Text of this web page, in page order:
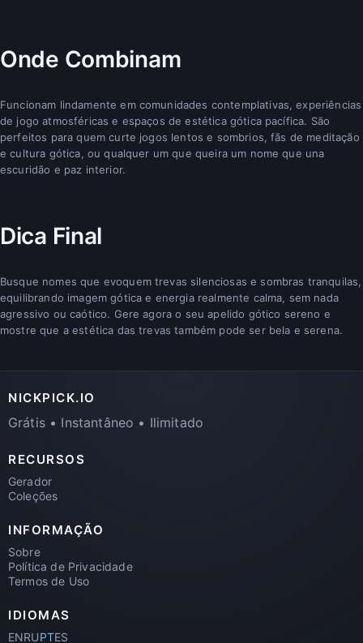
Onde Combinam
Funcionam lindamente em comunidades contemplativas, experiências
de jogo atmosféricas e espaços de estética gótica pacífica. São
perfeitos para quem curte jogos lentos e sombrios, fãs de meditação
e cultura gótica, ou qualquer um que queira um nome que una
escuridão e paz interior.
Dica Final
Busque nomes que evoquem trevas silenciosas e sombras tranquilas,
equilibrando imagem gótica e energia realmente calma, sem nada
agressivo ou caótico. Gere agora o seu apelido gótico sereno e
mostre que a estética das trevas também pode ser bela e serena.
NICKPICK.IO
Grátis • Instantâneo • Ilimitado
RECURSOS
Gerador
Coleções
INFORMAÇÃO
Sobre
Política de Privacidade
Termos de Uso
IDIOMAS
ENRUPTES